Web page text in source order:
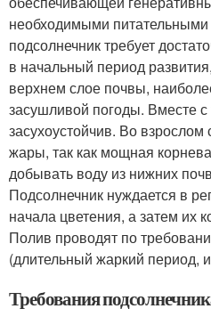
необходимыми
подсолнечник требует
в начальный период
верхнем слое почвы,
засушливой погоды. Вместе
засухоустойчив. Во взрослом
жары, так как мощная
добывать воду из нижних
Подсолнечник нуждается в
начала цветения, а затем их
Полив проводят по
(длительный жаркий период,
Требования